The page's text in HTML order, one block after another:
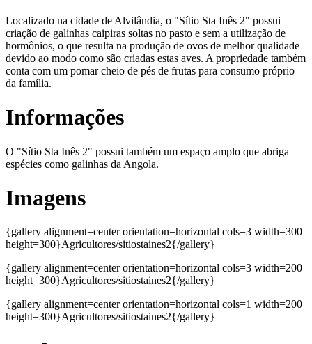
Localizado na cidade de Alvilândia, o "Sítio Sta Inês 2" possui
criação de galinhas caipiras soltas no pasto e sem a utilização de
hormônios, o que resulta na produção de ovos de melhor qualidade
devido ao modo como são criadas estas aves. A propriedade também
conta com um pomar cheio de pés de frutas para consumo próprio
da família.
Informações
O "Sítio Sta Inês 2" possui também um espaço amplo que abriga
espécies como galinhas da Angola.
Imagens
{gallery alignment=center orientation=horizontal cols=3 width=300
height=300}Agricultores/sitiostaines2{/gallery}
{gallery alignment=center orientation=horizontal cols=3 width=200
height=300}Agricultores/sitiostaines2{/gallery}
{gallery alignment=center orientation=horizontal cols=1 width=200
height=300}Agricultores/sitiostaines2{/gallery}